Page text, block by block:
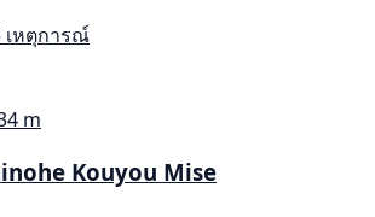
เหตุการณ์
m
Kouyou Mise